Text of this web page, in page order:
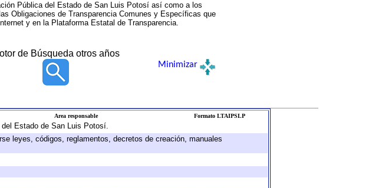
Pública del Estado de San Luis Potosí así como a los
Obligaciones de Transparencia Comunes y Específicas que
y en la Plataforma Estatal de Transparencia.
de Búsqueda otros años
Minimizar
Area responsable Formato LTAIPSLP
Estado de San Luis Potosí.
leyes, códigos, reglamentos, decretos de creación, manuales